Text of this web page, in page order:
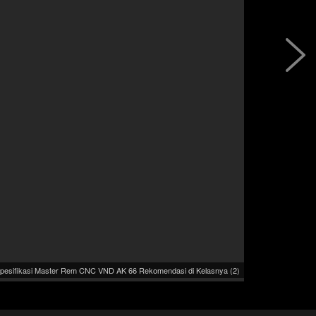
Master Rem CNC VND AK 66 Rekomendasi di Kelasnya (2)